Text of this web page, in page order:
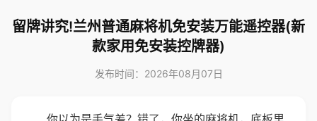
留牌讲究!兰州普通麻将机免安装万能遥控器(新
款家用免安装控牌器)
发布时间：2026年08月07日